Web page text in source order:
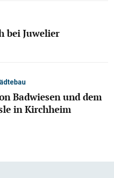
bei Juwelier
Badwiesen und dem
in Kirchheim